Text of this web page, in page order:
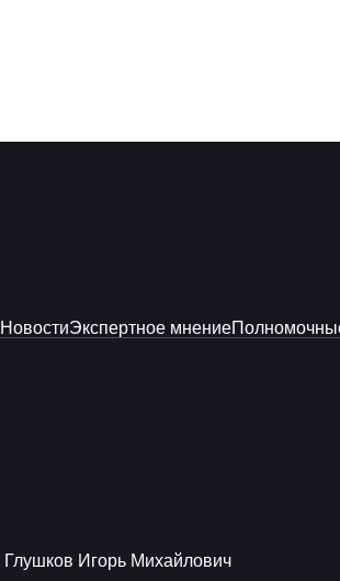
НовостиЭкспертное мнение
Глушков Игорь Михайлович